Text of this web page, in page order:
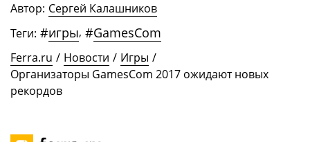
Автор: Сергей Калашников
Теги: #игры, #GamesCom
Ferra.ru / Новости / Игры /
Организаторы GamesCom 2017 ожидают новых
рекордов